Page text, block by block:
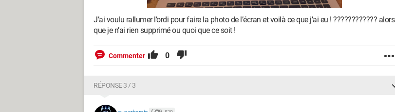
J’ai voulu rallumer l’ordi pour faire la photo de l’écran et voilà ce que j’ai eu ! ???????????? alors
que je n’ai rien supprimé ou quoi que ce soit !
Commenter 0
RÉPONSE 3 / 3